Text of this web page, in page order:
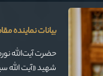
بیانات نماینده
حضرت آیت‌الله
شهید «آیت الله